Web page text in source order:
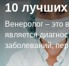
10
Венеролог – это
является
заболеваний,